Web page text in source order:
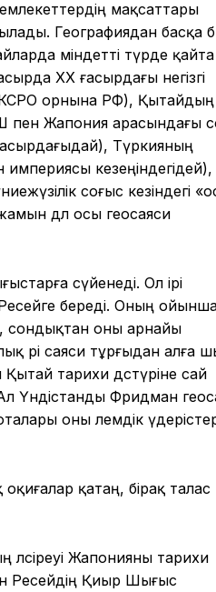
мақсаттары
Географиядан басқа
міндетті түрде қайта
XX ғасырдағы негізгі
орнына РФ), Қытайдың
пен Жапония арасындағы
Түркияның
кезеңіндегідей),
соғыс кезіндегі
дәл осы геосаяси
сүйенеді. Ол ірі
береді. Оның
сондықтан оны арнайы
әрі саяси тұрғыдан алға
тарихи дәстүріне сай
Үндістанды Фридман
оны әлемдік
қатаң, бірақ талас
Жапонияны тарихи
Ресейдің Қиыр Шығыс